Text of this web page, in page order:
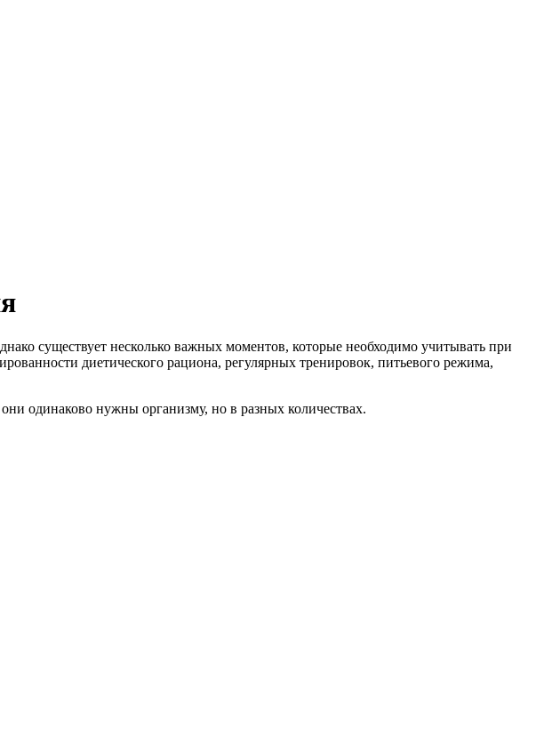
существует несколько важных моментов, которые необходимо учитывать при
диетического рациона, регулярных тренировок, питьевого режима,
одинаково нужны организму, но в разных количествах.